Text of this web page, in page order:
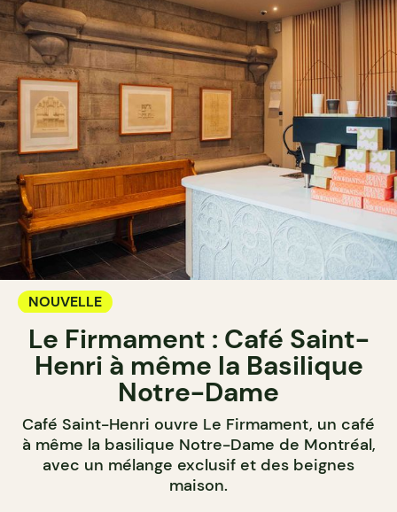
NOUVELLE
Le Firmament : Café Saint-
Henri à même la Basilique
Notre-Dame
Café Saint-Henri ouvre Le Firmament, un café
à même la basilique Notre-Dame de Montréal,
avec un mélange exclusif et des beignes
maison.